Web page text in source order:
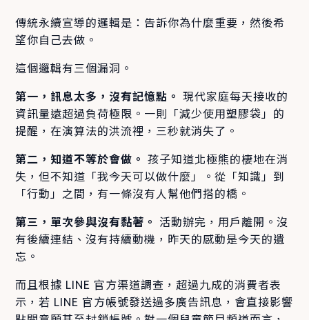
傳統永續宣導的邏輯是：告訴你為什麼重要，然後希
望你自己去做。
這個邏輯有三個漏洞。
第一，訊息太多，沒有記憶點。
現代家庭每天接收的
資訊量遠超過負荷極限。一則「減少使用塑膠袋」的
提醒，在演算法的洪流裡，三秒就消失了。
第二，知道不等於會做。
孩子知道北極熊的棲地在消
失，但不知道「我今天可以做什麼」。從「知識」到
「行動」之間，有一條沒有人幫他們搭的橋。
第三，單次參與沒有黏著。
活動辦完，用戶離開。沒
有後續連結、沒有持續動機，昨天的感動是今天的遺
忘。
而且根據 LINE 官方渠道調查，超過九成的消費者表
示，若 LINE 官方帳號發送過多廣告訊息，會直接影響